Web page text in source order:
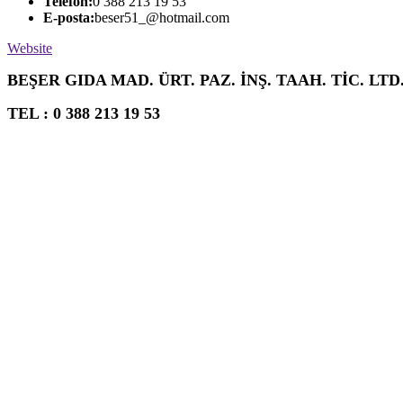
E-posta:beser51_@hotmail.com
Website
BEŞER GIDA MAD. ÜRT. PAZ. İNŞ. TAAH. TİC.
TEL : 0 388 213 19 53